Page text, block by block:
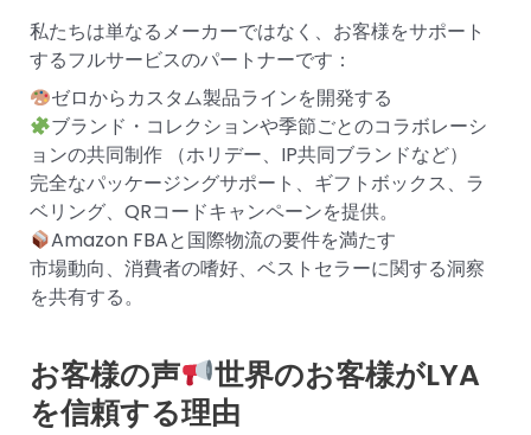
私たちは単なるメーカーではなく、お客様をサポート
するフルサービスのパートナーです：
ゼロからカスタム製品ラインを開発する
ブランド・コレクションや季節ごとのコラボレーシ
ョンの共同制作 （ホリデー、IP共同ブランドなど）
完全なパッケージングサポート、ギフトボックス、ラ
ベリング、QRコードキャンペーンを提供。
Amazon FBAと国際物流の要件を満たす
市場動向、消費者の嗜好、ベストセラーに関する洞察
を共有する。
お客様の声
世界のお客様がLYA
を信頼する理由